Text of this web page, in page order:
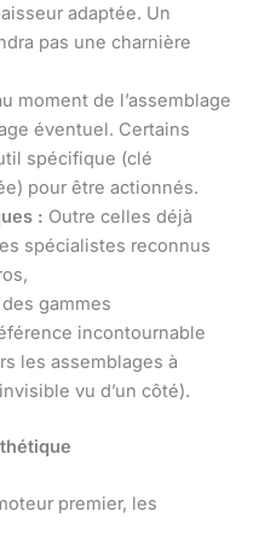
adaptée. Un
pas une charnière
moment de l’assemblage
éventuel. Certains
spécifique (clé
pour être actionnés.
: Outre celles déjà
spécialistes reconnus
gammes
incontournable
les assemblages à
vu d’un côté).
premier, les